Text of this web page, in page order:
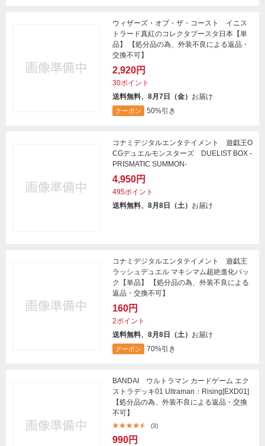
ウィザーズ・オブ・ザ・コースト イニス
トラード真紅のコレクタブースタ日本【単
品】 【処分品の為、外装不良による返品・
交換不可】
2,920円
30ポイント
送料無料、8月7日（金） お届け
クーポン 50%引き
コナミデジタルエンタテイメント 遊戯王O
CGデュエルモンスターズ DUELIST BOX -
PRISMATIC SUMMON-
4,950円
495ポイント
送料無料、8月8日（土） お届け
コナミデジタルエンタテイメント 遊戯王
ラッシュデュエル マキシマム超絶進化パッ
ク【単品】 【処分品の為、外装不良による
返品・交換不可】
160円
2ポイント
送料無料、8月8日（土） お届け
クーポン 70%引き
BANDAI ウルトラマン カードゲーム エク
ストラデッキ01 Ultraman：Rising[EXD01]
【処分品の為、外装不良による返品・交換
不可】
(3)
990円